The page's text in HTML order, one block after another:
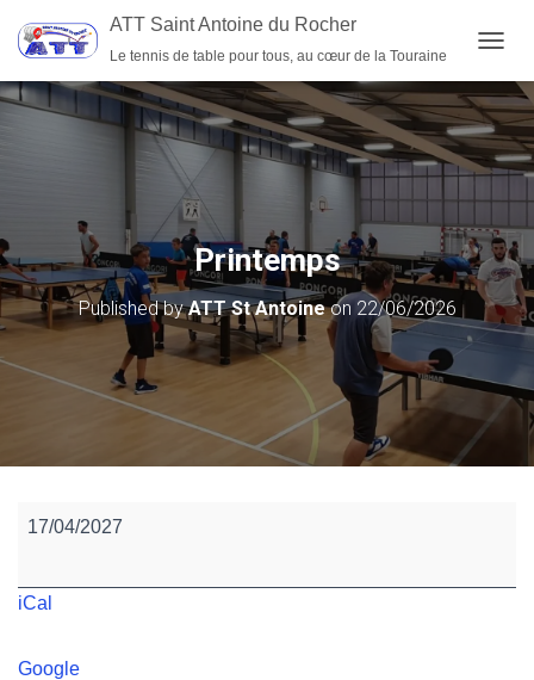
ATT Saint Antoine du Rocher
Le tennis de table pour tous, au cœur de la Touraine
Printemps
Published byATT St Antoineon 22/06/2026
Printemps
17/04/2027
iCal
Google